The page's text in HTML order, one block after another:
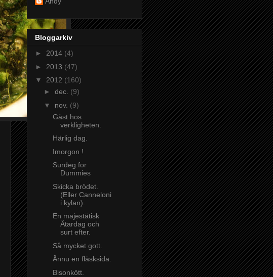
Bloggarkiv
► 2014 (4)
► 2013 (47)
▼ 2012 (160)
► dec. (9)
▼ nov. (9)
Gäst hos
verkligheten.
Härlig dag.
Imorgon !
Surdeg for
Dummies
Skicka brödet.
(Eller Canneloni
i kylan).
En majestätisk
Ätardag och
surt efter.
Så mycket gott.
Ännu en fläsksida.
Bisonkött.